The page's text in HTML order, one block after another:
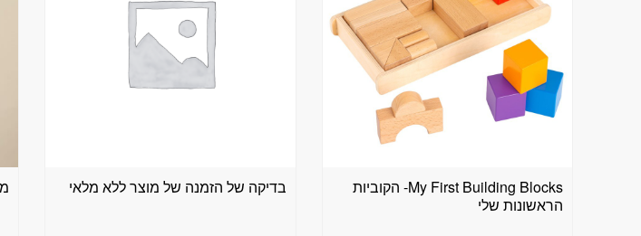
My First Building Blocks- הקוביות
הראשונות שלי
בדיקה של הזמנה של מוצר ללא מלאי